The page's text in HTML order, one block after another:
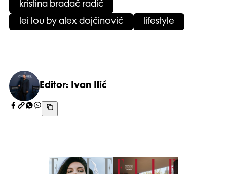
kristina bradač radić
lei lou by alex dojčinović lifestyle
Editor: Ivan Ilić